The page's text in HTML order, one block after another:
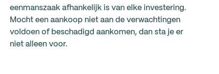
eenmanszaak afhankelijk is van elke investering.
Mocht een aankoop niet aan de verwachtingen
voldoen of beschadigd aankomen, dan sta je er
niet alleen voor.